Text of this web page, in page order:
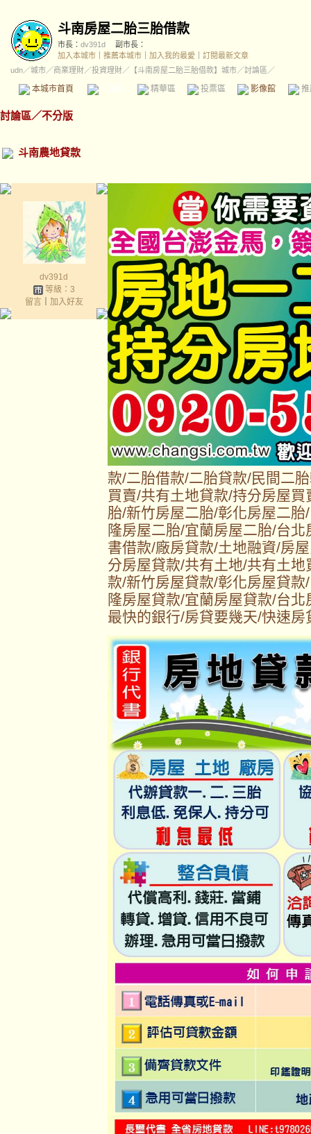
斗南房屋二胎三胎借款
市長： dv391d
副市長：
加入本城市
推薦本城市 加入我的最愛
訂閱最新文章
udn／城市／商業理財／投資理財／ 【斗南房屋二胎三胎借款】城市／討論區／
本城市首頁 精華區 投票區 影像館
討論區／不分版
斗南農地貸款
dv391d
等級：3
留言｜ 加入好友
款/二胎借款/二胎貸款/民間二
買賣/共有土地貸款/持分房屋
胎/新竹房屋二胎/彰化房屋二
隆房屋二胎/宜蘭房屋二胎/台
書借款/廠房貸款/土地融資/房
分房屋貸款/共有土地/共有土
款/新竹房屋貸款/彰化房屋貸
隆房屋貸款/宜蘭房屋貸款/台
最快的銀行/房貸要幾天/快速房